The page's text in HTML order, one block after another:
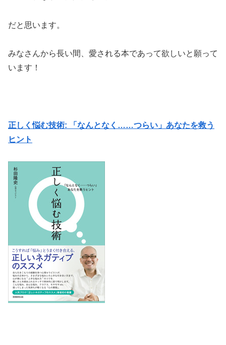
だと思います。
みなさんから長い間、愛される本であって欲しいと願って
います！
正しく悩む技術: 「なんとなく……つらい」あなたを救う
ヒント